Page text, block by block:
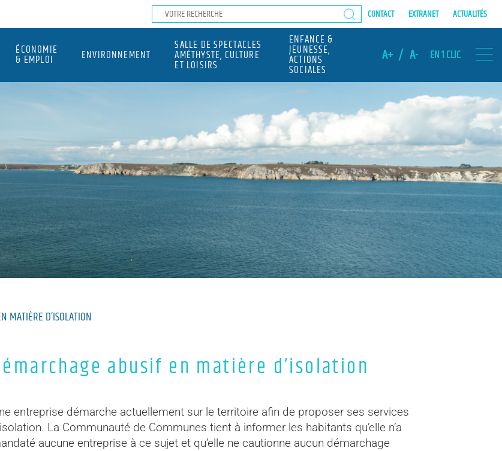
CONTACT EXTRANET ACTUALITÉS
ÉCONOMIE
& EMPLOI ENVIRONNEMENT
SALLE DE SPECTACLES
AMÉTHYSTE, CULTURE
ET LOISIRS
ENFANCE &
JEUNESSE,
ACTIONS
SOCIALES
A+ / A- EN 1 CLIC
MATIÈRE D’ISOLATION
abusif en matière d’isolation
entreprise démarche actuellement sur le territoire afin de proposer ses services
La Communauté de Communes tient à informer les habitants qu’elle n’a
aucune entreprise à ce sujet et qu’elle ne cautionne aucun démarchage